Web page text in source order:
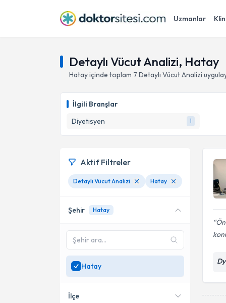
Uzmanlar
Detaylı Vücut Analizi, Hatay
Hatayiçinde toplam 7 Detaylı Vücut Analizi
İlgili Branşlar
Diyetisyen
1
Aktif Filtreler
Detaylı Vücut Analizi Hatay
Şehir Hatay
Hatay
İlçe